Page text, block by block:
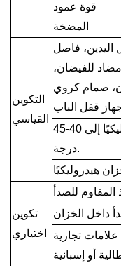
قوة عمود
المضخة
التكوين
القياسي
اليدين، فاصل
للفيضان،
صمام كروي
يمكن رفع جسم خزان التفريغ هيدروليكيًا إلى 40-45
درجة.
تكوين
اختياري
تجارية